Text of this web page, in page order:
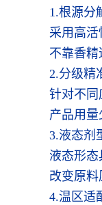
1.根源分
采用高活
不靠香精
2.分级精
针对不同
产品用量
3.液态剂
液态形
改变原料
4.温区适